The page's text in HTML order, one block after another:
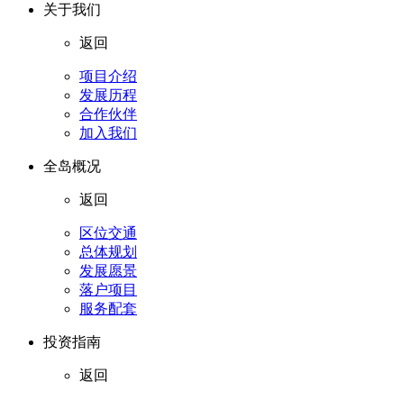
关于我们
返回
项目介绍
发展历程
合作伙伴
加入我们
全岛概况
返回
区位交通
总体规划
发展愿景
落户项目
服务配套
投资指南
返回